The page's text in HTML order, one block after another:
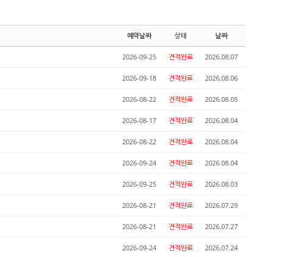
예약날짜 상태 날짜
2026-09-25 견적완료 2026.08.07
2026-09-18 견적완료 2026.08.06
2026-08-22 견적완료 2026.08.05
2026-08-17 견적완료 2026.08.04
2026-08-22 견적완료 2026.08.04
2026-09-24 견적완료 2026.08.04
2026-09-25 견적완료 2026.08.03
2026-08-21 견적완료 2026.07.29
2026-08-21 견적완료 2026.07.27
2026-09-24 견적완료 2026.07.24